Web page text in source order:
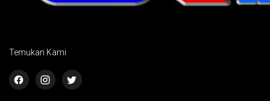
Temukan Kami